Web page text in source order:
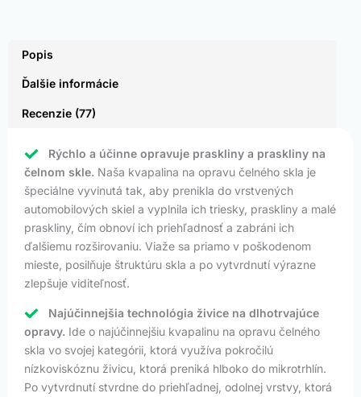
Popis
Ďalšie informácie
Recenzie (77)
Rýchlo a účinne opravuje praskliny a praskliny na
čelnom skle. Naša kvapalina na opravu čelného skla je
špeciálne vyvinutá tak, aby prenikla do vrstvených
automobilových skiel a vyplnila ich triesky, praskliny a malé
praskliny, čím obnoví ich priehľadnosť a zabráni ich
ďalšiemu rozširovaniu. Viaže sa priamo v poškodenom
mieste, posilňuje štruktúru skla a po vytvrdnutí výrazne
zlepšuje viditeľnosť.
Najúčinnejšia technológia živice na dlhotrvajúce
opravy. Ide o najúčinnejšiu kvapalinu na opravu čelného
skla vo svojej kategórii, ktorá využíva pokročilú
nízkoviskóznu živicu, ktorá preniká hlboko do mikrotrhlín.
Po vytvrdnutí stvrdne do priehľadnej, odolnej vrstvy, ktorá